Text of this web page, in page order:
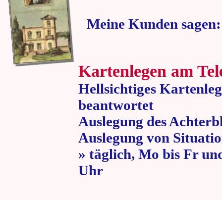
Meine Kunden
Kartenlegen am
Hellsichtiges
beantwortet
Auslegung des
Auslegung von
» täglich, Mo bis Fr
Uhr » 80